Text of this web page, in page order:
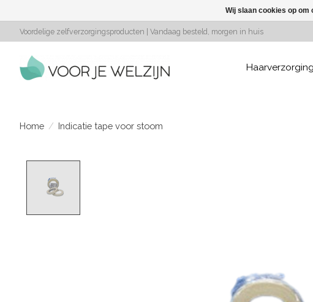
Voordelige zelfverzorgingsproducten | Vandaag besteld, morgen in huis
Haarverzorging
Home / Indicatie tape voor stoom
Wij slaan cookies op om